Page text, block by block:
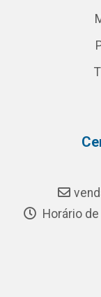
Horário